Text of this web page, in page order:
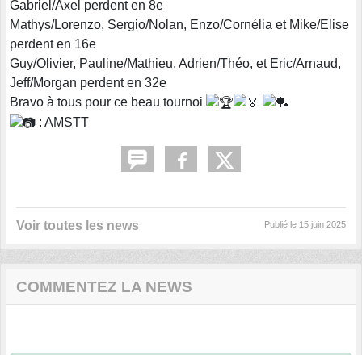
Gabriel/Axel perdent en 8e
Mathys/Lorenzo, Sergio/Nolan, Enzo/Cornélia et Mike/Elise
perdent en 16e
Guy/Olivier, Pauline/Mathieu, Adrien/Théo, et Eric/Arnaud,
Jeff/Morgan perdent en 32e
Bravo à tous pour ce beau tournoi
: AMSTT
Voir toutes les news Publié le 15 juin 2025
COMMENTEZ LA NEWS